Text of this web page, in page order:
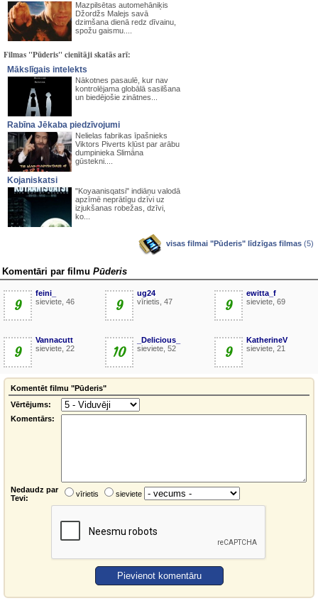
Mazpilsētas automehāniķis
Džordžs Malejs savā
dzimšana dienā redz dīvainu,
spožu gaismu....
Filmas "Pūderis" cienītāji skatās arī:
Mākslīgais intelekts
Nākotnes pasaulē, kur nav
kontrolējama globālā sasilšana
un biedējošie zinātnes...
Rabīna Jēkaba piedzīvojumi
Nelielas fabrikas īpašnieks
Viktors Piverts kļūst par arābu
dumpinieka Slimāna
gūstekni....
Kojaniskatsi
"Koyaanisqatsi" indiāņu valodā
apzīmē neprātīgu dzīvi uz
izjukšanas robežas, dzīvi,
ko...
visas filmai "Pūderis" līdzīgas filmas (5)
Komentāri par filmu Pūderis
9
feini_
sieviete, 46
9
ug24
vīrietis, 47
9
ewitta_f
sieviete, 69
9
Vannacutt
sieviete, 22
10
_Delicious_
sieviete, 52
9
KatherineV
sieviete, 21
Komentēt filmu "Pūderis"
Vērtējums:
Komentārs:
Nedaudz par
Tevi:
vīrietis sieviete